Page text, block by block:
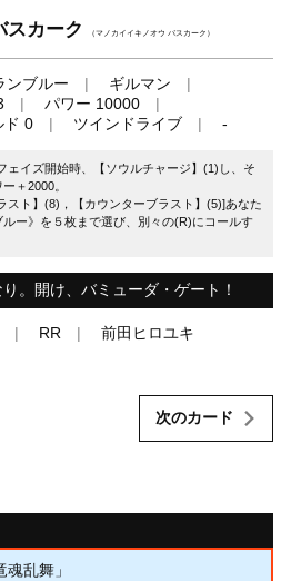
スカーク （マノカイイキノオウ バスカーク）
ンブルー
ギルマン
パワー 10000
ド 0 ツインドライブ -
ェイズ開始時、【ソウルチャージ】(1)し、そ
＋2000。
スト】(8)，【カウンターブラスト】(5)]あなた
ー》を５枚まで選び、別々の(R)にコールす
。開け、バミューダ・ゲート！
RR 前田ヒロユキ
次のカード
魂乱舞」